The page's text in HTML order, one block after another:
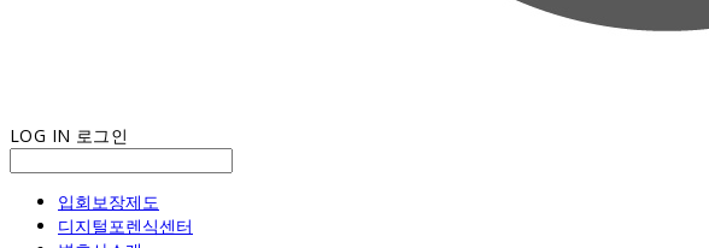
LOG IN 로그인
입회보장제도
디지털포렌식센터